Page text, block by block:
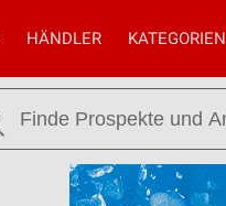
HÄNDLER KATEGORIEN